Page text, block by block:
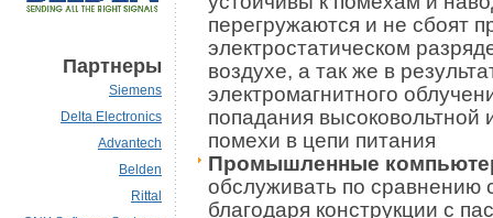
Партнеры
Siemens
Delta Electronics
Advantech
Belden
Rittal
перегружаются и не сбоят
электростатическом
воздухе, а так же в
электромагнитного
попадания высоковольтной
помехи в цепи питания
Промышленные
обслуживать по
благодаря конструкции с